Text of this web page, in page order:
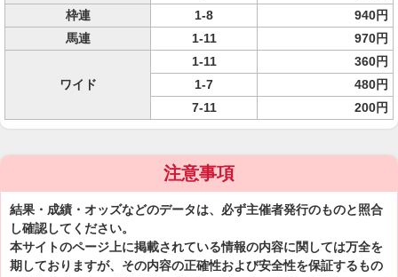
枠連
1-8
940円
馬連
1-11 970円
ワイド
1-11
360円
1-7
480円
7-11
200円
注意事項
結果・成績・オッズなどのデータは、必ず主催者発行のものと照合
し確認してください。
本サイトのページ上に掲載されている情報の内容に関しては万全を
期しておりますが、その内容の正確性および安全性を保証するもの